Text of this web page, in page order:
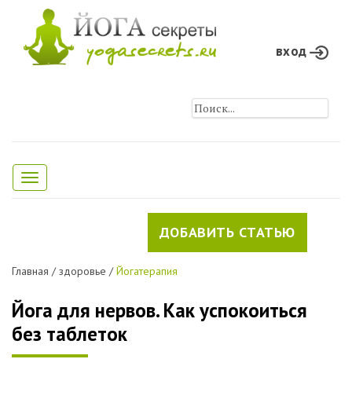
вход
Toggle
navigation
ДОБАВИТЬ СТАТЬЮ
Главная /здоровье /Йогатерапия
Йога для нервов. Как успокоиться
без таблеток